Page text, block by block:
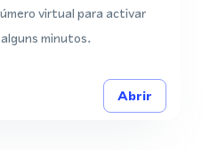
virtual para activar
minutos.
Abrir